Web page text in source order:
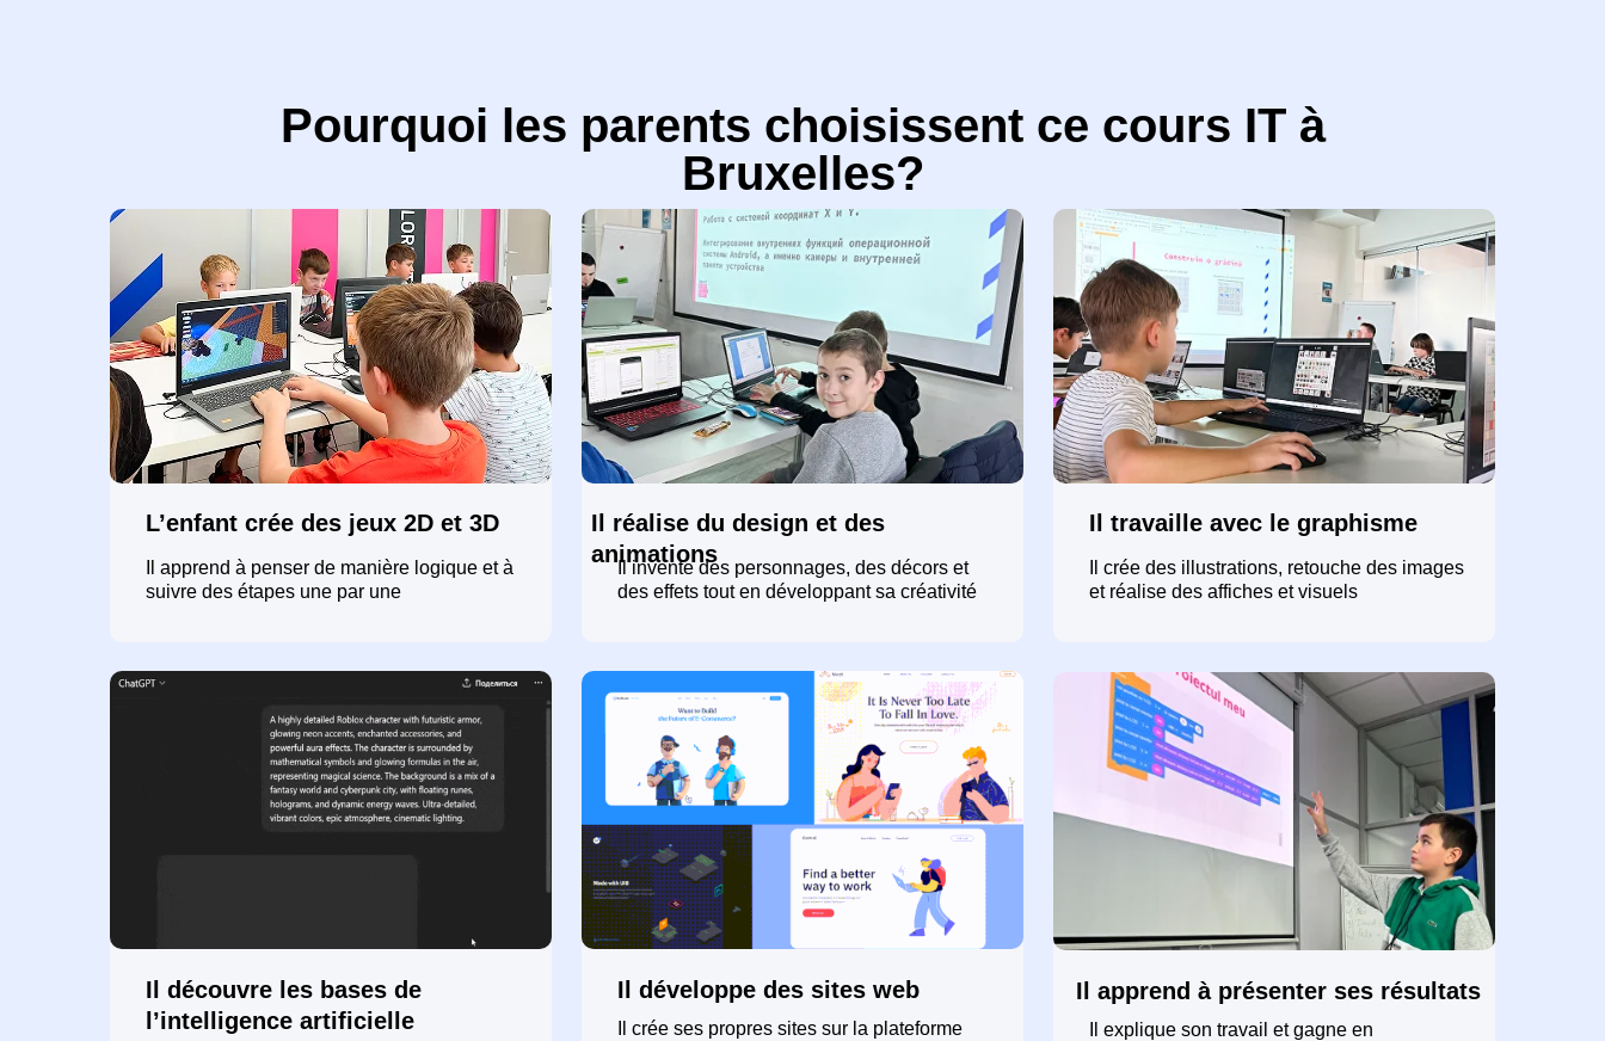
Pourquoi les parents choisissent ce cours IT à
Bruxelles?
Il crée des illustrations, retouche des images
et réalise des affiches et visuels
Il travaille avec le graphisme
Il invente des personnages, des décors et
des effets tout en développant sa créativité
Il réalise du design et des
animations
Il explique son travail et gagne en
Il apprend à présenter ses résultats
Il crée ses propres sites sur la plateforme
Il développe des sites web
Il découvre les bases de
l’intelligence artificielle
Il apprend à penser de manière logique et à
suivre des étapes une par une
L’enfant crée des jeux 2D et 3D